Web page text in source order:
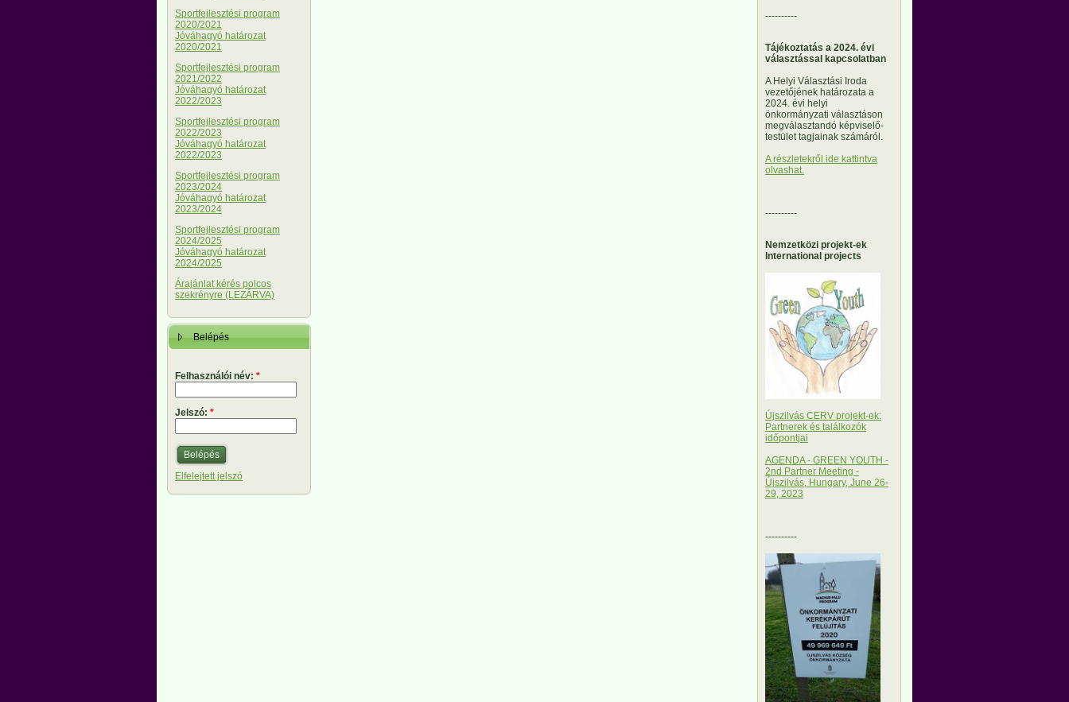
Sportfejlesztési program
2020/2021
Jóváhagyó határozat
2020/2021
Sportfejlesztési program
2021/2022
Jóváhagyó határozat
2022/2023
Sportfejlesztési program
2022/2023
Jóváhagyó határozat
2022/2023
Sportfejlesztési program
2023/2024
Jóváhagyó határozat
2023/2024
Sportfejlesztési program
2024/2025
Jóváhagyó határozat
2024/2025
Árajánlat kérés polcos
szekrényre (LEZÁRVA)
Belépés
Felhasználói név: *
Jelszó: *
Elfelejtett jelszó
----------
Tájékoztatás a 2024. évi
választással kapcsolatban
A Helyi Választási Iroda
vezetőjének határozata a
2024. évi helyi
önkormányzati választáson
megválasztandó képviselő-
testület tagjainak számáról.
A részletekről ide kattintva
olvashat.
----------
Nemzetközi projekt-ek
International projects
Újszilvás CERV projekt-ek:
Partnerek és találkozók
időpontjai
AGENDA - GREEN YOUTH -
2nd Partner Meeting -
Újszilvás, Hungary, June 26-
29, 2023
----------